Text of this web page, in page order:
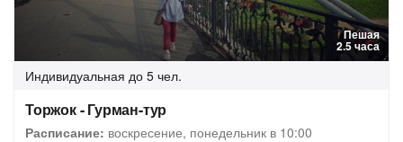
Пешая
2.5 часа
Индивидуальная до 5 чел.
Торжок - Гурман-тур
Расписание: воскресение, понедельник в 10:00